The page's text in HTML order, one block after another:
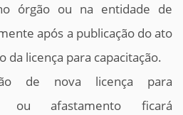
órgão ou na entidade de
após a publicação do ato
da licença para capacitação.
de nova licença para
ou afastamento ficará